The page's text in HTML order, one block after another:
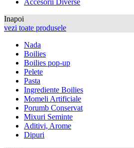
Accesorii Diverse
Inapoi
vezi toate produsele
Nada
Boilies
Boilies pop-up
Pelete
Pasta
Ingrediente Boilies
Momeli Artificiale
Porumb Conservat
Mixuri Seminte
Aditivi, Arome
Dipuri